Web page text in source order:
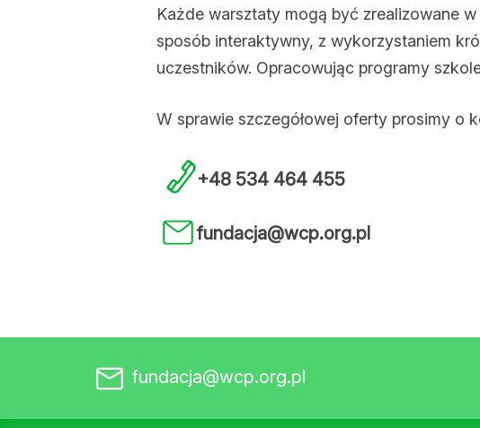
Każde warsztaty mogą być zrealizowane
sposób interaktywny, z wykorzystaniem
uczestników. Opracowując programy
W sprawie szczegółowej oferty prosimy o
+48 534 464 455
fundacja@wcp.org.pl
fundacja@wcp.org.pl